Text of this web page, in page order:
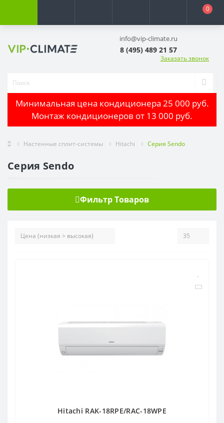
0
info@vip-climate.ru
8 (495) 489 21 57
Заказать звонок
Минимальная цена кондиционера 25 000 руб.
Монтаж кондиционеров от 13 000 руб.
Настенные сплит-системы Hitachi Серия Sendo
Серия Sendo
Фильтр Товаров
Hitachi RAK-18RPE/RAC-18WPE